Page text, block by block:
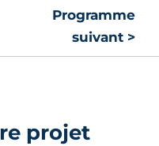
Programme
suivant >
projet